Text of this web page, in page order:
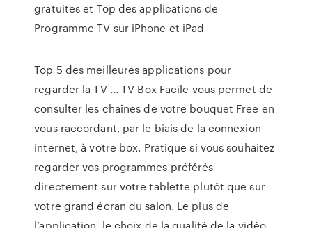
gratuites et Top des applications de
Programme TV sur iPhone et iPad
Top 5 des meilleures applications pour
regarder la TV ... TV Box Facile vous permet de
consulter les chaînes de votre bouquet Free en
vous raccordant, par le biais de la connexion
internet, à votre box. Pratique si vous souhaitez
regarder vos programmes préférés
directement sur votre tablette plutôt que sur
votre grand écran du salon. Le plus de
l’application, le choix de la qualité de la vidéo.